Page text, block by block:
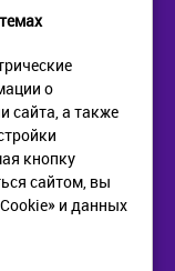
о
сайта, а также
кнопку
сайтом, вы
и данных